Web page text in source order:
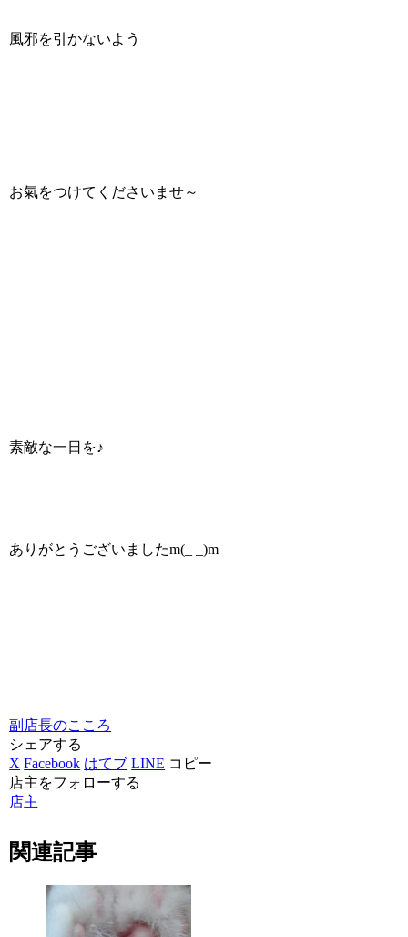
風邪を引かないよう
お氣をつけてくださいませ～
素敵な一日を♪
ありがとうございましたm(_ _)m
副店長のこころ
シェアする
X Facebook はてブ LINE コピー
店主をフォローする
店主
関連記事